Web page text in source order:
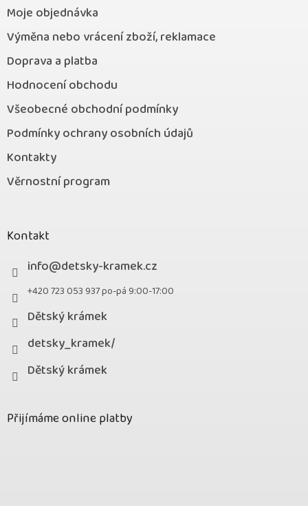
Moje objednávka
Výměna nebo vrácení zboží, reklamace
Doprava a platba
Hodnocení obchodu
Všeobecné obchodní podmínky
Podmínky ochrany osobních údajů
Kontakty
Věrnostní program
Kontakt
info@detsky-kramek.cz
+420 723 053 937 po-pá 9:00-17:00
Dětský krámek
detsky_kramek/
Dětský krámek
Přijímáme online platby